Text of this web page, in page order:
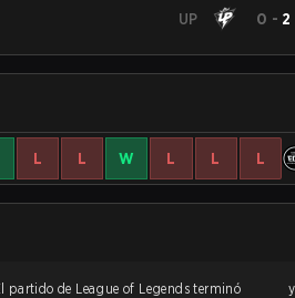
UP 0 - 2
L L W L L L
El partido de League of Legends terminó
y